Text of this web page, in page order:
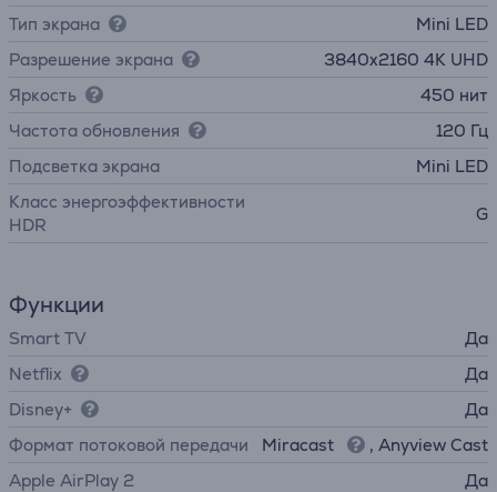
Тип экрана
Mini LED
Разрешение экрана
3840х2160 4K UHD
Яркость
450 нит
Частота обновления
120 Гц
Подсветка экрана
Mini LED
Класс энергоэффективности
HDR
G
Функции
Smart TV
Да
Netflix
Да
Disney+
Да
Формат потоковой передачи
Miracast
, Anyview Cast
Apple AirPlay 2
Да